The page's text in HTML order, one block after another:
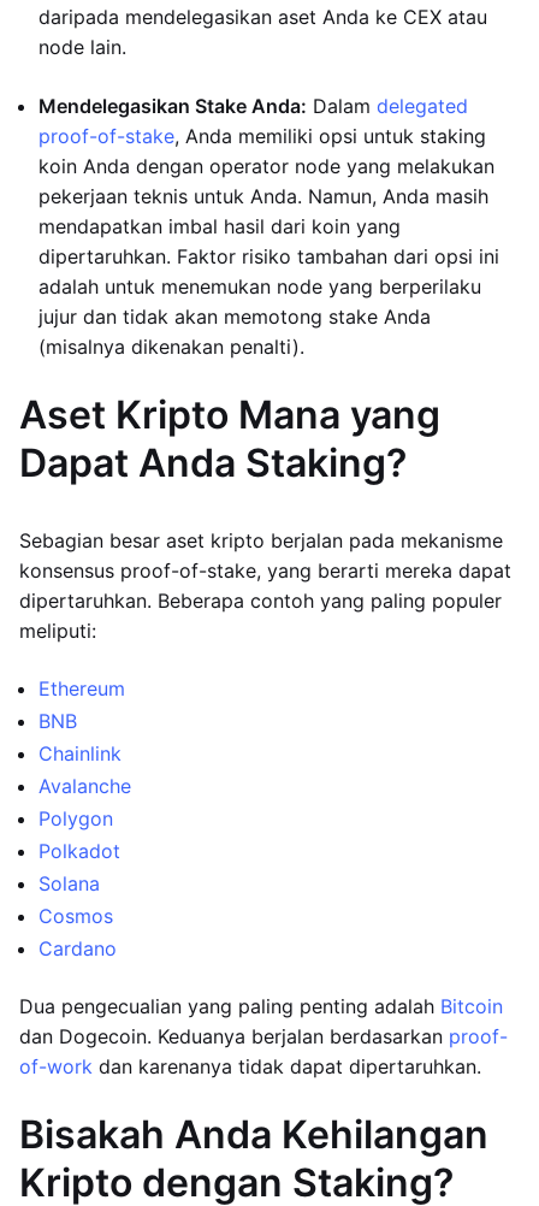
daripada mendelegasikan aset Anda ke CEX atau
node lain.
Mendelegasikan Stake Anda: Dalam delegated
proof-of-stake, Anda memiliki opsi untuk staking
koin Anda dengan operator node yang melakukan
pekerjaan teknis untuk Anda. Namun, Anda masih
mendapatkan imbal hasil dari koin yang
dipertaruhkan. Faktor risiko tambahan dari opsi ini
adalah untuk menemukan node yang berperilaku
jujur dan tidak akan memotong stake Anda
(misalnya dikenakan penalti).
Aset Kripto Mana yang
Dapat Anda Staking?
Sebagian besar aset kripto berjalan pada mekanisme
konsensus proof-of-stake, yang berarti mereka dapat
dipertaruhkan. Beberapa contoh yang paling populer
meliputi:
Ethereum
BNB
Chainlink
Avalanche
Polygon
Polkadot
Solana
Cosmos
Cardano
Dua pengecualian yang paling penting adalah Bitcoin
dan Dogecoin. Keduanya berjalan berdasarkan proof-
of-work dan karenanya tidak dapat dipertaruhkan.
Bisakah Anda Kehilangan
Kripto dengan Staking?